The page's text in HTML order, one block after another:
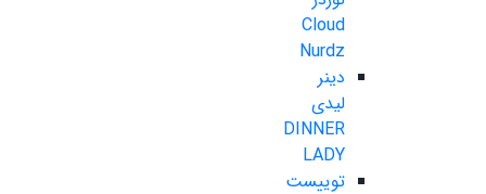
Cloud
Nurdz
دینر
لیدی
DINNER
LADY
توییست